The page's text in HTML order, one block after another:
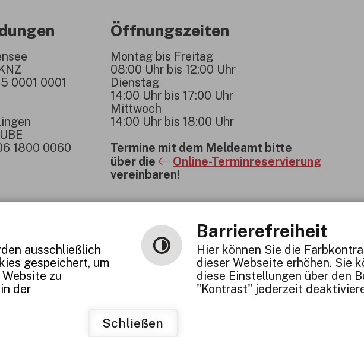
0001 0001
1800 0060
Öffnungszeiten
Montag bis Freitag
08:00 Uhr bis 12:00 Uhr
Dienstag
14:00 Uhr bis 17:00 Uhr
Mittwoch
14:00 Uhr bis 18:00 Uhr
Termine mit dem Meldeamt bitte
über die
Online-Terminreservierung
vereinbaren!
Erklärung zur Barrierefreiheit
ausschließlich
gespeichert, um
zu
der
Barrierefreiheit
Hier können Sie die
dieser Webseite erhöhen. Sie
diese Einstellungen über den
"Kontrast" jederzeit
Schließen